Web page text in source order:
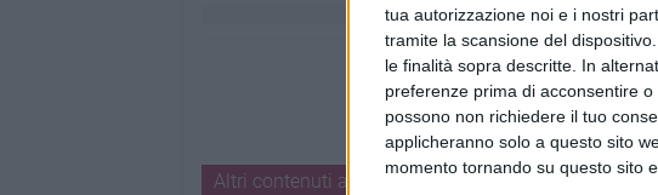
tua autorizzazione noi e i nostri
tramite la scansione del
le finalità sopra descritte. In
preferenze prima di acconsentire o
possono non richiedere il tuo
applicheranno solo a questo sito
momento tornando su questo sito
Altri contenuti a tema